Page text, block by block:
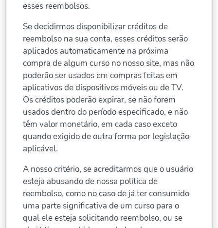
esses reembolsos.
Se decidirmos disponibilizar créditos de
reembolso na sua conta, esses créditos serão
aplicados automaticamente na próxima
compra de algum curso no nosso site, mas não
poderão ser usados em compras feitas em
aplicativos de dispositivos móveis ou de TV.
Os créditos poderão expirar, se não forem
usados dentro do período especificado, e não
têm valor monetário, em cada caso exceto
quando exigido de outra forma por legislação
aplicável.
A nosso critério, se acreditarmos que o usuário
esteja abusando de nossa política de
reembolso, como no caso de já ter consumido
uma parte significativa de um curso para o
qual ele esteja solicitando reembolso, ou se